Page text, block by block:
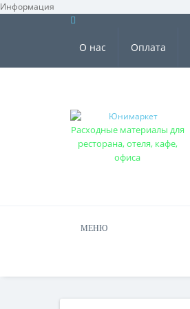
Информация
О нас Оплата
Расходные материалы для
ресторана, отеля, кафе,
офиса
МЕНЮ